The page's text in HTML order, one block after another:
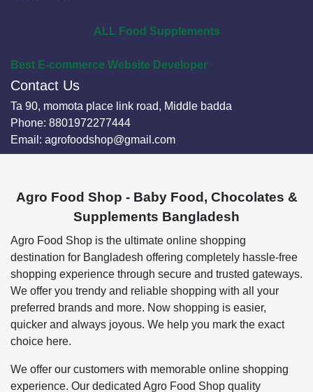
ALL Food Supplements
Best E-commerce Website Developer
Contact Us
Ta 90, momota place link road, Middle badda
Phone: 8801972277444
Email: agrofoodshop@gmail.com
Agro Food Shop - Baby Food, Chocolates &
Supplements Bangladesh
Agro Food Shop is the ultimate online shopping
destination for Bangladesh offering completely hassle-free
shopping experience through secure and trusted gateways.
We offer you trendy and reliable shopping with all your
preferred brands and more. Now shopping is easier,
quicker and always joyous. We help you mark the exact
choice here.
We offer our customers with memorable online shopping
experience. Our dedicated Agro Food Shop quality